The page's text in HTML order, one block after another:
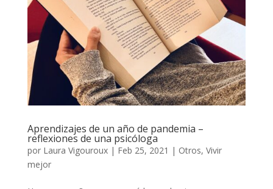
Aprendizajes de un año de pandemia –
reflexiones de una psicóloga
por Laura Vigouroux| Feb 25, 2021 | Otros, Vivir
mejor